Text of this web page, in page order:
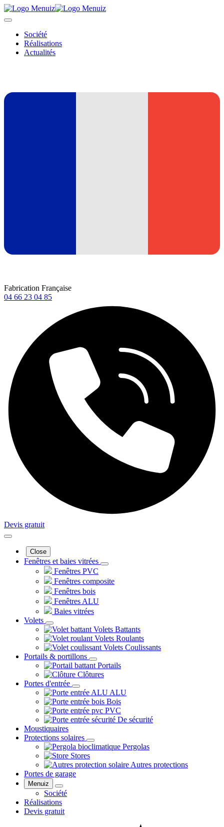
Société
Réalisations
Actualités
Fabrication Française
04 66 23 04 85
Devis gratuit
Close
Fenêtres et baies vitrées
Fenêtres PVC
Fenêtres composite
Fenêtres bois
Fenêtres ALU
Baies vitrées
Volets
Volets Battants
Volets Roulants
Volets Coulissants
Portails & portillons
Portails
Clôtures
Portes d'entrée
ALU
Bois
PVC
De sécurité
Moustiquaires
Protections solaires
Pergolas
Stores
Autres protections
Portes de garage
Menuiz
Société
Réalisations
Devis gratuit